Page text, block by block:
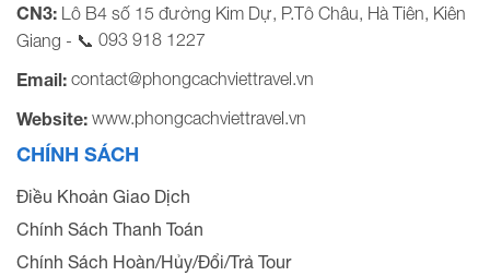
CN3: Lô B4 số 15 đường Kim Dự, P.Tô Châu, Hà Tiên, Kiên
Giang - 📞 093 918 1227
Email: contact@phongcachviettravel.vn
Website: www.phongcachviettravel.vn
CHÍNH SÁCH
Điều Khoản Giao Dịch
Chính Sách Thanh Toán
Chính Sách Hoàn/Hủy/Đổi/Trả Tour